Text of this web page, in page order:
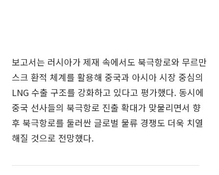
보고서는 러시아가 제재 속에서도 북극항로와 무르만
스크 환적 체계를 활용해 중국과 아시아 시장 중심의
LNG 수출 구조를 강화하고 있다고 평가했다. 동시에
중국 선사들의 북극항로 진출 확대가 맞물리면서 향
후 북극항로를 둘러싼 글로벌 물류 경쟁도 더욱 치열
해질 것으로 전망했다.